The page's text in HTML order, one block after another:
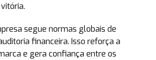
segue normas globais de
financeira. Isso reforça a
e gera confiança entre os